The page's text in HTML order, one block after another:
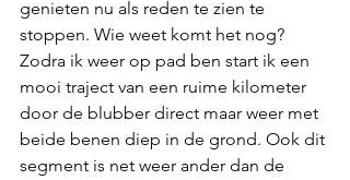
genieten nu als reden te zien te
stoppen. Wie weet komt het nog?
Zodra ik weer op pad ben start ik een
mooi traject van een ruime kilometer
door de blubber direct maar weer met
beide benen diep in de grond. Ook dit
segment is net weer ander dan de